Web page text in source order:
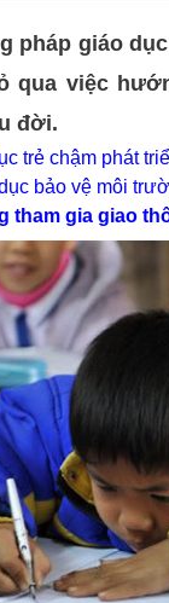
pháp giáo
qua việc
đời.
trẻ chậm phát
bảo vệ môi
tham gia giao